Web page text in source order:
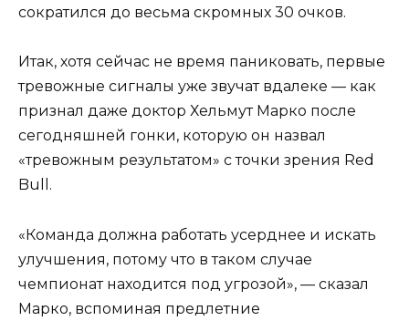
сократился до весьма скромных 30 очков.
Итак, хотя сейчас не время паниковать, первые
тревожные сигналы уже звучат вдалеке — как
признал даже доктор Хельмут Марко после
сегодняшней гонки, которую он назвал
«тревожным результатом» с точки зрения Red
Bull.
«Команда должна работать усерднее и искать
улучшения, потому что в таком случае
чемпионат находится под угрозой», — сказал
Марко, вспоминая предлетние